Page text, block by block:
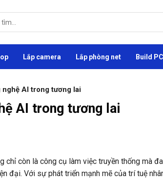
Lắp camera Lắp phòng net Build PC
nghệ AI trong tương lai
AI trong tương lai
chỉ còn là công cụ làm việc truyền thống mà
đại. Với sự phát triển mạnh mẽ của trí tuệ